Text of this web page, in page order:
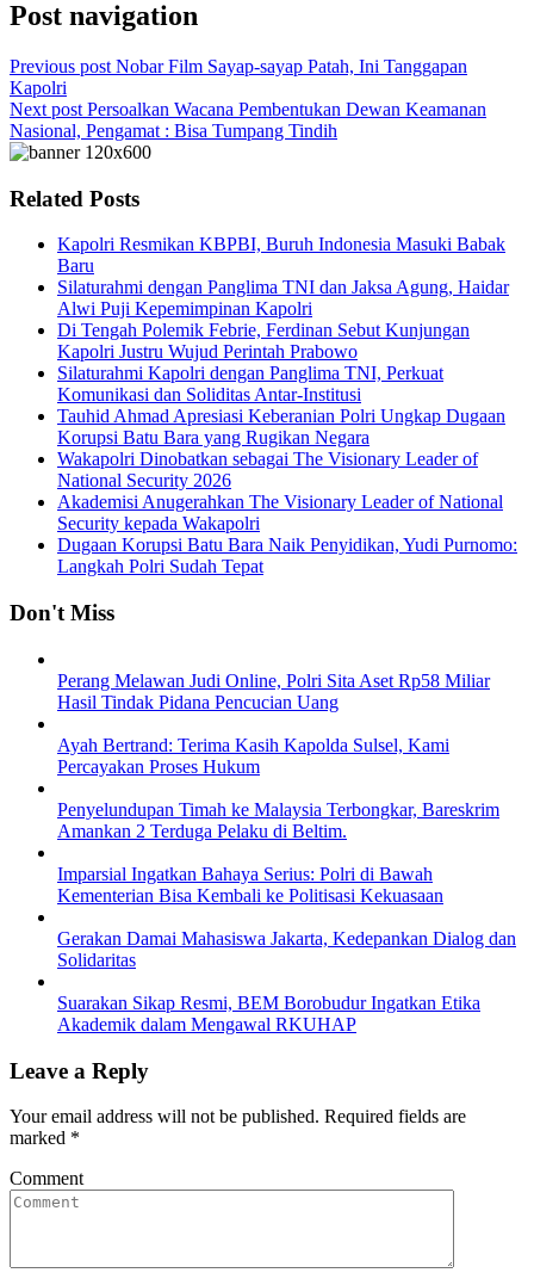
Post navigation
Previous post Nobar Film Sayap-sayap Patah, Ini Tanggapan
Kapolri
Next post Persoalkan Wacana Pembentukan Dewan Keamanan
Nasional, Pengamat : Bisa Tumpang Tindih
Related Posts
Kapolri Resmikan KBPBI, Buruh Indonesia Masuki Babak
Baru
Silaturahmi dengan Panglima TNI dan Jaksa Agung, Haidar
Alwi Puji Kepemimpinan Kapolri
Di Tengah Polemik Febrie, Ferdinan Sebut Kunjungan
Kapolri Justru Wujud Perintah Prabowo
Silaturahmi Kapolri dengan Panglima TNI, Perkuat
Komunikasi dan Soliditas Antar-Institusi
Tauhid Ahmad Apresiasi Keberanian Polri Ungkap Dugaan
Korupsi Batu Bara yang Rugikan Negara
Wakapolri Dinobatkan sebagai The Visionary Leader of
National Security 2026
Akademisi Anugerahkan The Visionary Leader of National
Security kepada Wakapolri
Dugaan Korupsi Batu Bara Naik Penyidikan, Yudi Purnomo:
Langkah Polri Sudah Tepat
Don't Miss
Perang Melawan Judi Online, Polri Sita Aset Rp58 Miliar
Hasil Tindak Pidana Pencucian Uang
Ayah Bertrand: Terima Kasih Kapolda Sulsel, Kami
Percayakan Proses Hukum
Penyelundupan Timah ke Malaysia Terbongkar, Bareskrim
Amankan 2 Terduga Pelaku di Beltim.
Imparsial Ingatkan Bahaya Serius: Polri di Bawah
Kementerian Bisa Kembali ke Politisasi Kekuasaan
Gerakan Damai Mahasiswa Jakarta, Kedepankan Dialog dan
Solidaritas
Suarakan Sikap Resmi, BEM Borobudur Ingatkan Etika
Akademik dalam Mengawal RKUHAP
Leave a Reply
Your email address will not be published. Required fields are
marked *
Comment